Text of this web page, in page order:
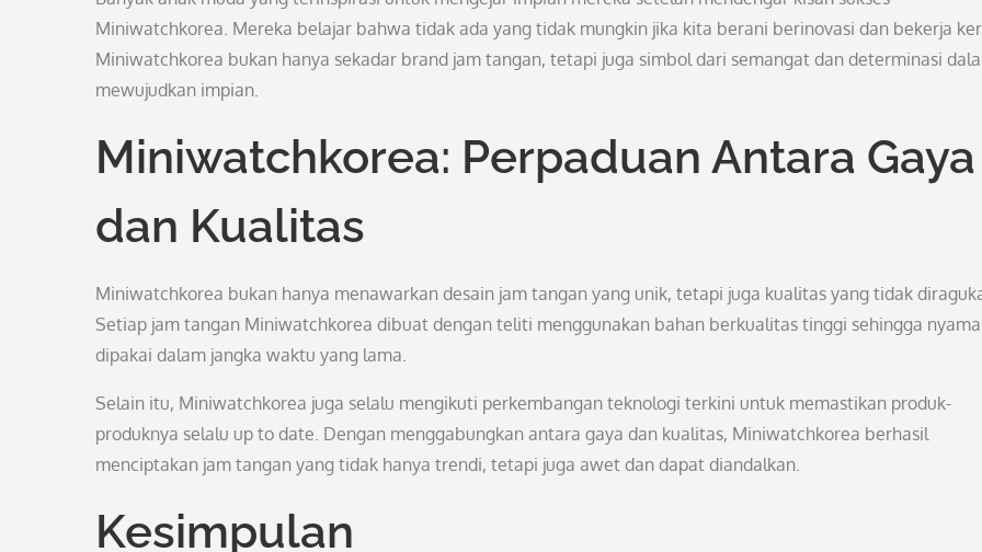
Miniwatchkorea. Mereka belajar bahwa tidak ada yang tidak mungkin jika kita berani berinovasi dan bekerja
Miniwatchkorea bukan hanya sekadar brand jam tangan, tetapi juga simbol dari semangat dan determinasi
mewujudkan impian.
Miniwatchkorea: Perpaduan Antara Gaya
dan Kualitas
Miniwatchkorea bukan hanya menawarkan desain jam tangan yang unik, tetapi juga kualitas yang tidak
Setiap jam tangan Miniwatchkorea dibuat dengan teliti menggunakan bahan berkualitas tinggi sehingga
dipakai dalam jangka waktu yang lama.
Selain itu, Miniwatchkorea juga selalu mengikuti perkembangan teknologi terkini untuk memastikan produk-
produknya selalu up to date. Dengan menggabungkan antara gaya dan kualitas, Miniwatchkorea berhasil
menciptakan jam tangan yang tidak hanya trendi, tetapi juga awet dan dapat diandalkan.
Kesimpulan